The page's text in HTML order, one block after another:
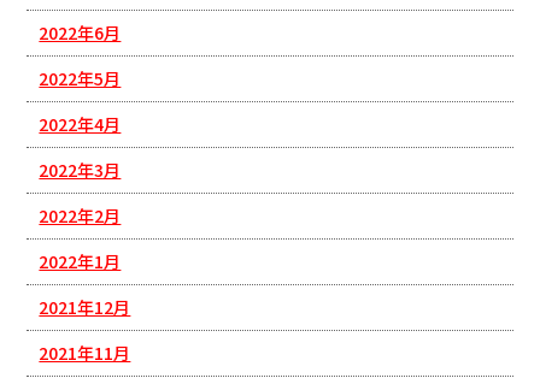
2022年6月
2022年5月
2022年4月
2022年3月
2022年2月
2022年1月
2021年12月
2021年11月